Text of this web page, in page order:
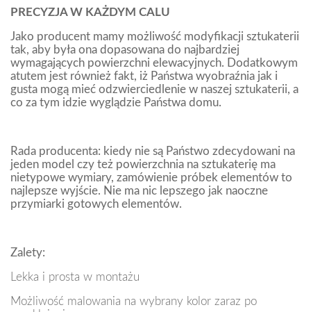
PRECYZJA W KAŻDYM CALU
Jako producent mamy możliwość modyfikacji sztukaterii
tak, aby była ona dopasowana do najbardziej
wymagających powierzchni elewacyjnych. Dodatkowym
atutem jest również fakt, iż Państwa wyobraźnia jak i
gusta mogą mieć odzwierciedlenie w naszej sztukaterii, a
co za tym idzie wyglądzie Państwa domu.
Rada producenta: kiedy nie są Państwo zdecydowani na
jeden model czy też powierzchnia na sztukaterię ma
nietypowe wymiary, zamówienie próbek elementów to
najlepsze wyjście. Nie ma nic lepszego jak naoczne
przymiarki gotowych elementów.
Zalety:
Lekka i prosta w montażu
Możliwość malowania na wybrany kolor zaraz po